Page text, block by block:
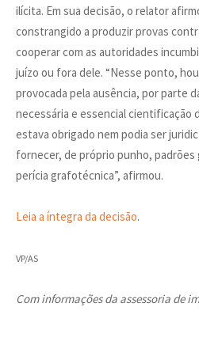
ilícita. Em sua decisão, o relator
constrangido a produzir provas
cooperar com as autoridades
juízo ou fora dele. “Nesse ponto,
provocada pela ausência, por parte
necessária e essencial cientificação
estava obrigado nem podia ser
fornecer, de próprio punho, padrões
perícia grafotécnica”, afirmou.
Leia a íntegra da decisão.
VP/AS
Com informações da assessoria de